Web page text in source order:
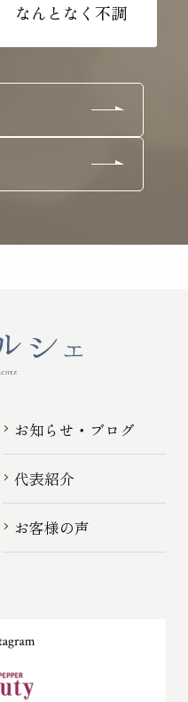
なんとなく不調
お知らせ・ブログ
代表紹介
お客様の声